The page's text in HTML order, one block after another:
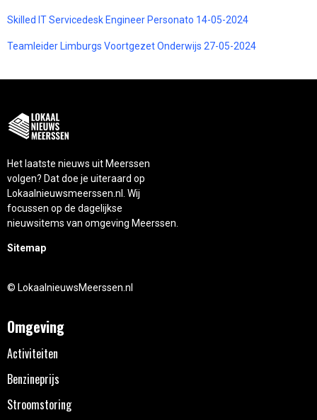
Skilled IT Servicedesk Engineer Personato 14-05-2024
Teamleider Limburgs Voortgezet Onderwijs 27-05-2024
Het laatste nieuws uit Meerssen
volgen? Dat doe je uiteraard op
Lokaalnieuwsmeerssen.nl. Wij
focussen op de dagelijkse
nieuwsitems van omgeving Meerssen.
Sitemap
© LokaalnieuwsMeerssen.nl
Omgeving
Activiteiten
Benzineprijs
Stroomstoring